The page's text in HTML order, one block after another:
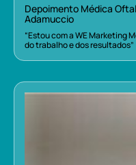
Depoimento Médica
Adamuccio
“Estou com a WE Marketing
do trabalho e dos resultados”